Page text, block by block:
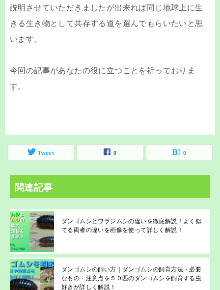
説明させていただきましたが出来れば同じ地球上に生
きる生き物として共存する道を選んでもらいたいと思
います。
今回の記事があなたの役に立つことを祈っておりま
す。
Tweet 0 0
関連記事
ダンゴムシとワラジムシの違いを徹底解説！よく似
てる両者の違いを画像を使って詳しく解説！
ダンゴムシの飼い方｜ダンゴムシの飼育方法・必要
なもの・注意点を５０匹のダンゴムシを飼育する虫
好きが詳しく解説！